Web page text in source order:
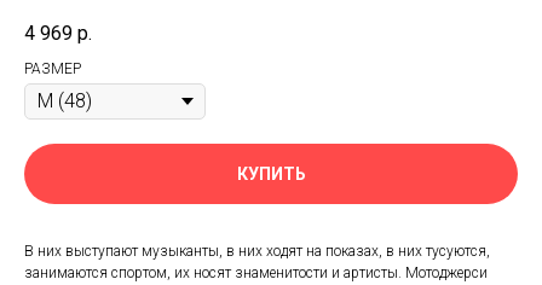
4 969 р.
РАЗМЕР
КУПИТЬ
В них выступают музыканты, в них ходят на показах, в них тусуются,
занимаются спортом, их носят знаменитости и артисты. Мотоджерси